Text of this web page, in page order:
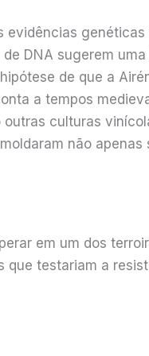
evidências genéticas
DNA sugerem
de que a
a tempos
culturas
não apenas
em um dos
que testariam a